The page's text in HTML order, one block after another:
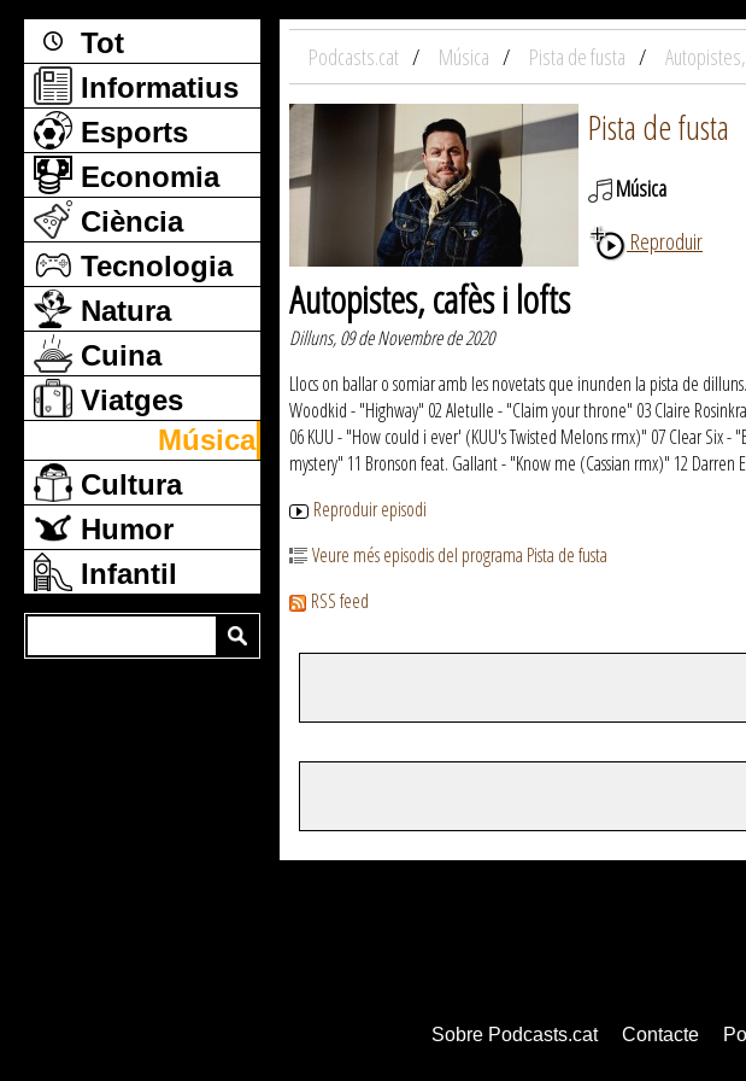
Tot
Informatius
Esports
Economia
Ciència
Tecnologia
Natura
Cuina
Viatges
Música
Cultura
Humor
Infantil
Podcasts.cat Música Pista de fusta
Pista de fusta
Música
Reproduir
Autopistes, cafès i lofts
Dilluns, 09 de Novembre de 2020
Llocs on ballar o somiar amb les novetats que inunden la pista de
Woodkid - "Highway" 02 Aletulle - "Claim your throne" 03 Claire
06 KUU - "How could i ever' (KUU's Twisted Melons rmx)" 07 Clear Six -
mystery" 11 Bronson feat. Gallant - "Know me (Cassian rmx)" 12
Reproduir episodi
Veure més episodis del programa Pista de fusta
RSS feed
Sobre Podcasts.cat Contacte